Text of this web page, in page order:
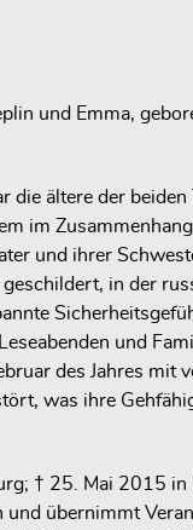
und Emma,
ältere der
im
und ihrer
in der
und
des Jahres
was ihre
† 25. Mai 2015
und übernimmt